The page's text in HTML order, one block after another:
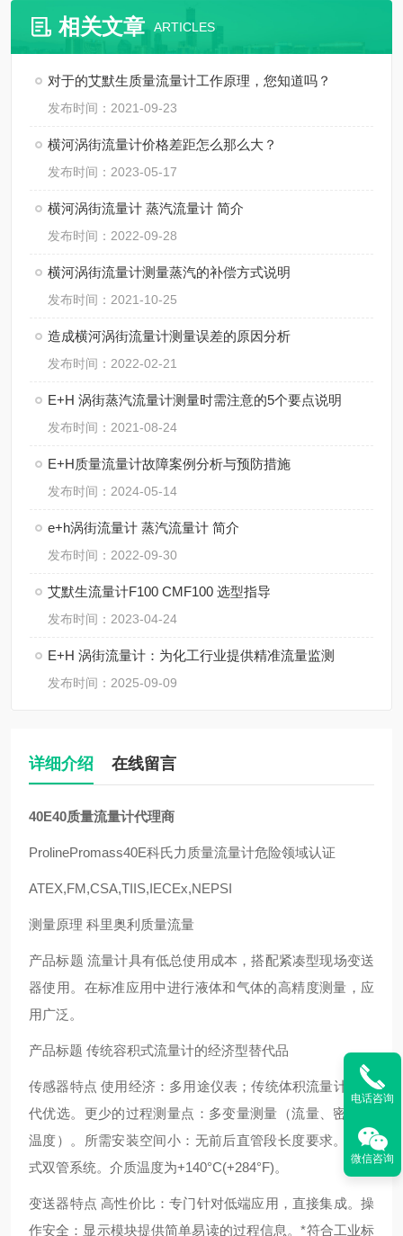
相关文章 ARTICLES
对于的艾默生质量流量计工作原理，您知道吗？
发布时间：2021-09-23
横河涡街流量计价格差距怎么那么大？
发布时间：2023-05-17
横河涡街流量计 蒸汽流量计 简介
发布时间：2022-09-28
横河涡街流量计测量蒸汽的补偿方式说明
发布时间：2021-10-25
造成横河涡街流量计测量误差的原因分析
发布时间：2022-02-21
E+H 涡街蒸汽流量计测量时需注意的5个要点说明
发布时间：2021-08-24
E+H质量流量计故障案例分析与预防措施
发布时间：2024-05-14
e+h涡街流量计 蒸汽流量计 简介
发布时间：2022-09-30
艾默生流量计F100 CMF100 选型指导
发布时间：2023-04-24
E+H 涡街流量计：为化工行业提供精准流量监测
发布时间：2025-09-09
详细介绍 在线留言
40E40质量流量计代理商
ProlinePromass40E科氏力质量流量计危险领域认证
ATEX,FM,CSA,TIIS,IECEx,NEPSI
测量原理 科里奥利质量流量
产品标题 流量计具有低总使用成本，搭配紧凑型现场变送
器使用。在标准应用中进行液体和气体的高精度测量，应
用广泛。
产品标题 传统容积式流量计的经济型替代品
传感器特点 使用经济：多用途仪表；传统体积流量计的替
代优选。更少的过程测量点：多变量测量（流量、密度、
温度）。所需安装空间小：无前后直管段长度要求。一体
式双管系统。介质温度为+140°C(+284°F)。
变送器特点 高性价比：专门针对低端应用，直接集成。操
作安全：显示模块提供简单易读的过程信息。*符合工业标
电话咨询
微信咨询